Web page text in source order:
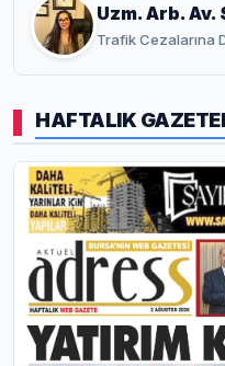
Uzm. Arb. Av.
Trafik Cezalarına
HAFTALIK